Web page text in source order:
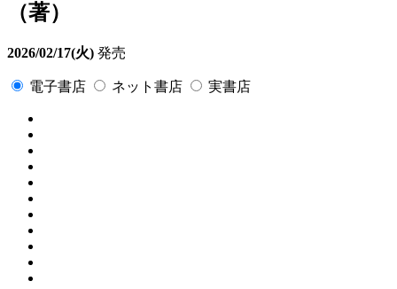
（著）
2026/02/17(火) 発売
電子書店 ネット書店 実書店